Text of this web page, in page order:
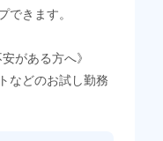
できます。
がある方へ》
などのお試し勤務